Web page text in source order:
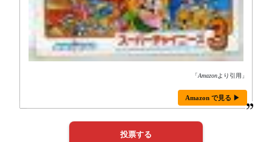
「Amazonより引用」
Amazon で見る ▶